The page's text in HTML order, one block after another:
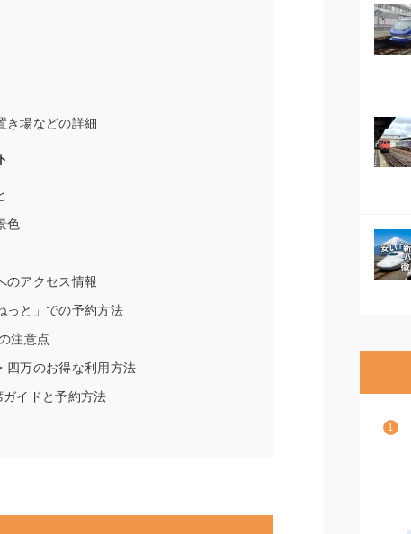
き場などの詳細
色
のアクセス情報
っと」での予約方法
注意点
四万のお得な利用方法
イドと予約方法